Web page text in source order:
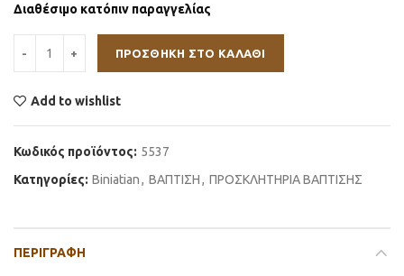
Διαθέσιμο κατόπιν παραγγελίας
ΠΡΟΣΘΉΚΗ ΣΤΟ ΚΑΛΆΘΙ
Add to wishlist
Κωδικός προϊόντος: 5537
Κατηγορίες: Βiniatian, ΒΑΠΤΙΣΗ, ΠΡΟΣΚΛΗΤΗΡΙΑ ΒΑΠΤΙΣΗΣ
ΠΕΡΙΓΡΑΦΉ